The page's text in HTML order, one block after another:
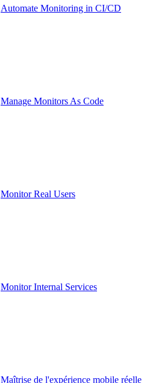
Automate Monitoring in CI/CD
Manage Monitors As Code
Monitor Real Users
Monitor Internal Services
Maîtrise de l'expérience mobile réelle